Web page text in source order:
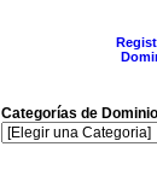
Categorías de